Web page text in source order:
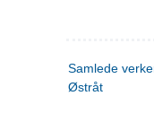
Samlede
Østråt